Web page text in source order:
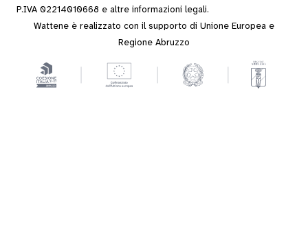
P.IVA 02214010668 e altre informazioni legali.
Wattene è realizzato con il supporto di Unione Europea e
Regione Abruzzo